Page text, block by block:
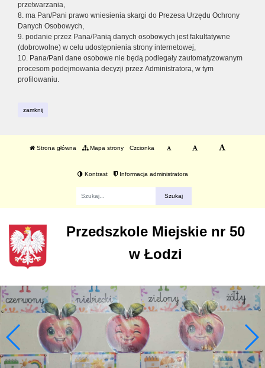
przetwarzania,
8. ma Pan/Pani prawo wniesienia skargi do Prezesa Urzędu Ochrony
Danych Osobowych,
9. podanie przez Pana/Panią danych osobowych jest fakultatywne
(dobrowolne) w celu udostępnienia strony internetowej,
10. Pana/Pani dane osobowe nie będą podlegały zautomatyzowanym
procesom podejmowania decyzji przez Administratora, w tym
profilowaniu.
zamknij
Strona główna Mapa strony Czcionka
Kontrast Informacja administratora
Przedszkole Miejskie nr 50
w Łodzi